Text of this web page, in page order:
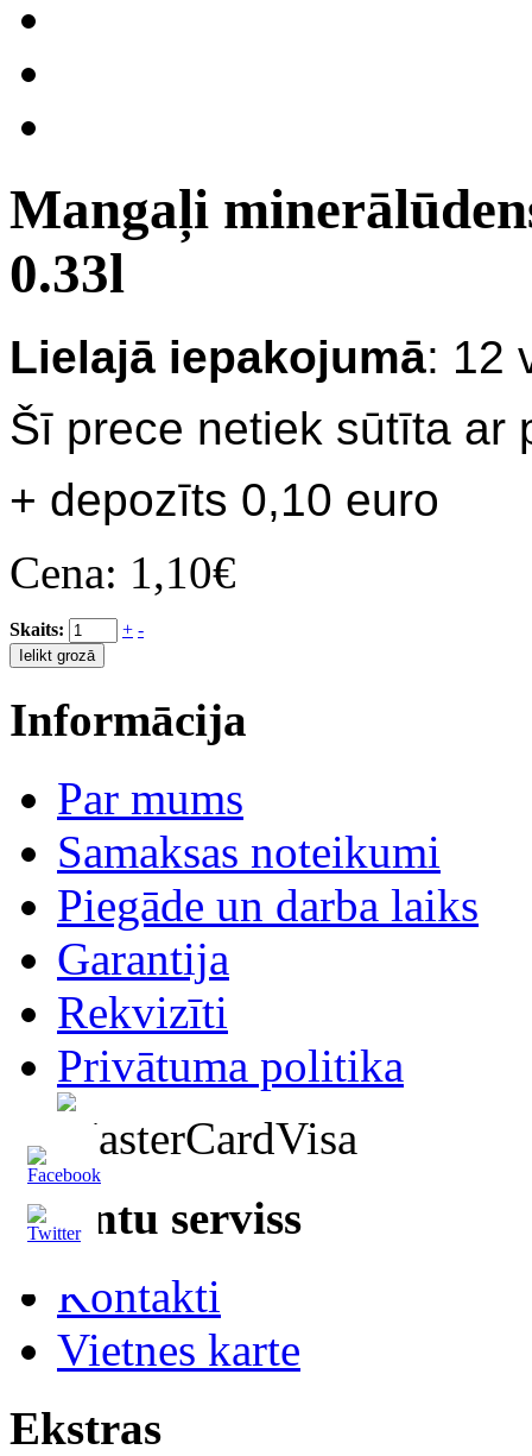
Mangaļi
0.33l
Lielajā iepakojumā: 12
Šī prece netiek sūtīta ar
+ depozīts 0,10 euro
Cena: 1,10€
Skaits: + -
Informācija
Par mums
Samaksas noteikumi
Piegāde un darba laiks
Garantija
Rekvizīti
Privātuma politika
Klientu serviss
Kontakti
Vietnes karte
Ekstras